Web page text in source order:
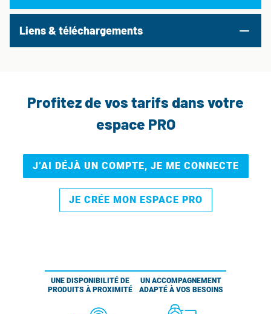
Liens & téléchargements
Profitez de vos tarifs dans votre
espace PRO
J’AI DÉJÀ UN COMPTE, JE ME CONNECTE
JE CRÉE MON ESPACE PRO
UNE DISPONIBILITÉ DE
PRODUITS À PROXIMITÉ
UN ACCOMPAGNEMENT
ADAPTÉ À VOS BESOINS